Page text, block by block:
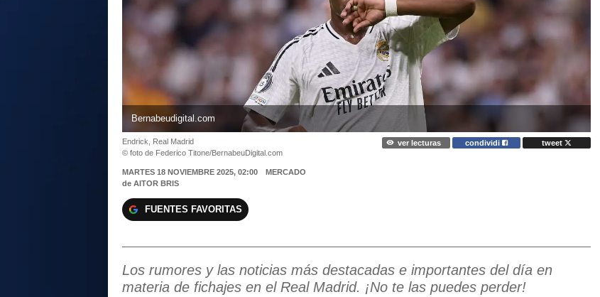
Bernabeudigital.com
Endrick, Real Madrid
© foto de Federico Titone/BernabeuDigital.com
ver lecturas condividi tweet
MARTES 18 NOVIEMBRE 2025, 02:00
MERCADO
de AITOR BRIS
FUENTES FAVORITAS
Los rumores y las noticias más destacadas e importantes del día en
materia de fichajes en el Real Madrid. ¡No te las puedes perder!